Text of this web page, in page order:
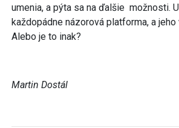
umenia, a pýta sa na ďalšie možnosti.
každopádne názorová platforma, a
Alebo je to inak?
Martin Dostál